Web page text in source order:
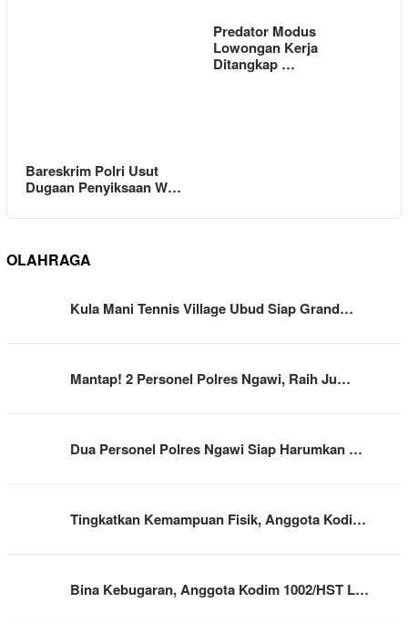
Bareskrim Polri Usut
Dugaan Penyiksaan W…
Predator Modus
Lowongan Kerja
Ditangkap …
OLAHRAGA
Kula Mani Tennis Village Ubud Siap Grand…
Mantap! 2 Personel Polres Ngawi, Raih Ju…
Dua Personel Polres Ngawi Siap Harumkan …
Tingkatkan Kemampuan Fisik, Anggota Kodi…
Bina Kebugaran, Anggota Kodim 1002/HST L…